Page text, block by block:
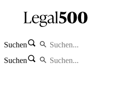
Suchen
Suchen